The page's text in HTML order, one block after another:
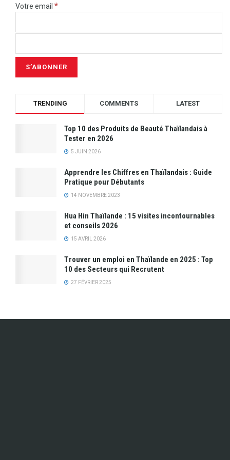
Votre email *
TRENDING COMMENTS LATEST
Top 10 des Produits de Beauté Thaïlandais à
Tester en 2026
5 JUIN 2026
Apprendre les Chiffres en Thaïlandais : Guide
Pratique pour Débutants
14 NOVEMBRE 2023
Hua Hin Thaïlande : 15 visites incontournables
et conseils 2026
15 AVRIL 2026
Trouver un emploi en Thaïlande en 2025 : Top
10 des Secteurs qui Recrutent
27 FÉVRIER 2025